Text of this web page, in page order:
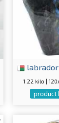
1.22 kilo |
product